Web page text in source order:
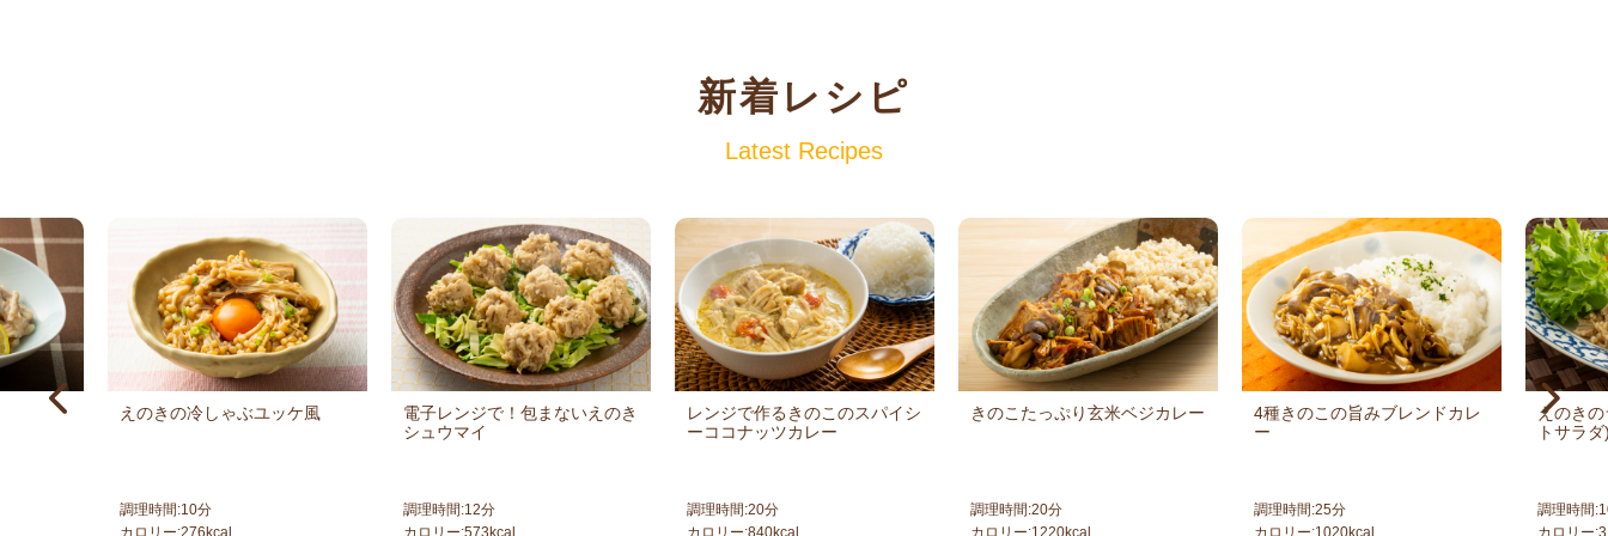
新着レシピ
Latest Recipes
えのきの冷しゃぶユッケ風
調理時間:10分
カロリー:276kcal
電子レンジで！包まないえのき
シュウマイ
調理時間:12分
カロリー:573kcal
レンジで作るきのこのスパイシ
ーココナッツカレー
調理時間:20分
カロリー:840kcal
きのこたっぷり玄米ベジカレー
調理時間:20分
カロリー:1220kcal
4種きのこの旨みブレンドカレ
ー
調理時間:25分
カロリー:1020kcal
えのき
トサラ
調理時間:
カロリー: